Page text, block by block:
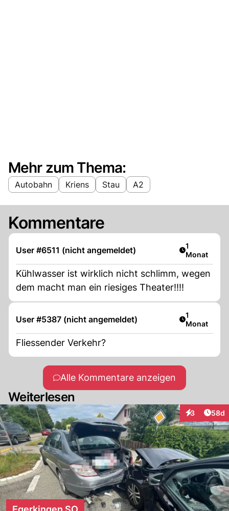
Mehr zum Thema:
Autobahn Kriens Stau A2
Kommentare
User #6511 (nicht angemeldet) Artikel
1
Monat
Kühlwasser ist wirklich nicht schlimm, wegen
dem macht man ein riesiges Theater!!!!
User #5387 (nicht angemeldet) Artikel
1
Monat
Fliessender Verkehr?
Alle Kommentare anzeigen
Weiterlesen
3
Interaktionen
58d